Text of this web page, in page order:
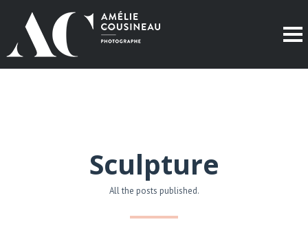
Sculpture
All the posts published.